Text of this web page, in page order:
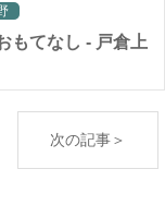
もてなし - 戸倉上
次の記事＞